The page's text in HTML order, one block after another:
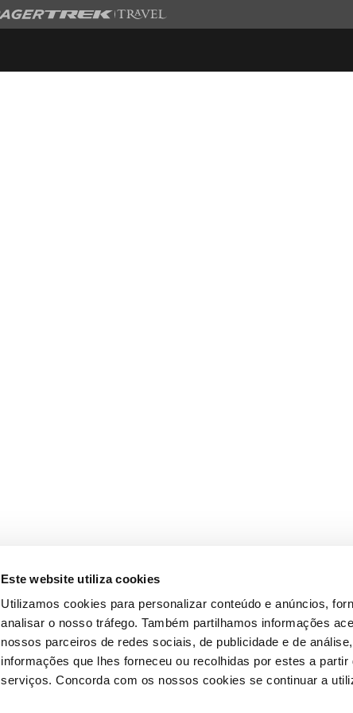
Este website utiliza cookies
Utilizamos cookies para personalizar conteúdo e anúncios,
analisar o nosso tráfego. Também partilhamos informações
nossos parceiros de redes sociais, de publicidade e de
informações que lhes forneceu ou recolhidas por estes a
serviços. Concorda com os nossos cookies se continuar a